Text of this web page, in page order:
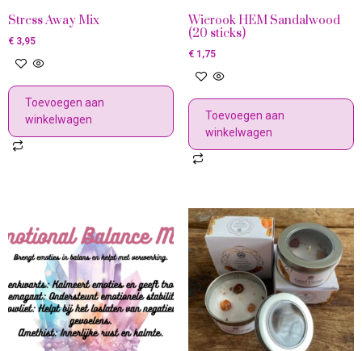
Stress Away Mix
€ 3,95
Toevoegen aan
winkelwagen
Wierook HEM Sandalwood
(20 sticks)
€1,75
Toevoegen aan
winkelwagen